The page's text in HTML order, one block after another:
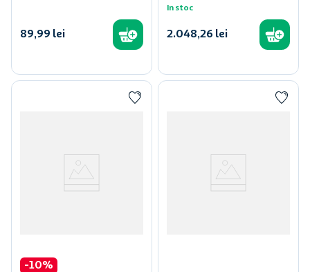
89,99 lei
In stoc
2.048,26 lei
-10%